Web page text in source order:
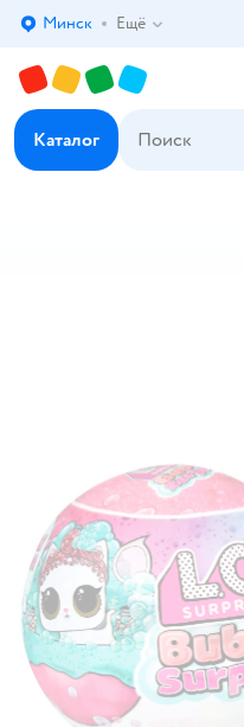
Выбор адреса доставки.
Минск Ещё
Каталог